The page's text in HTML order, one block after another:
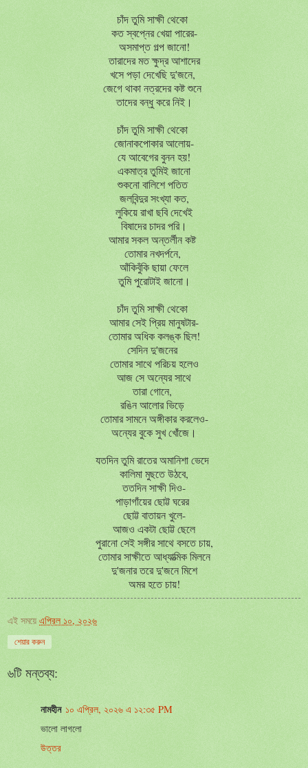
চাঁদ তুমি সাক্ষী থেকো
কত স্বপ্নের খেয়া পারের-
অসমাপ্ত গল্প জানো!
তারাদের মত ক্ষুদ্র আশাদের
খসে পড়া দেখেছি দু'জনে,
জেগে থাকা নত্রদের কষ্ট শুনে
তাদের বন্ধু করে নিই।
চাঁদ তুমি সাক্ষী থেকো
জোনাকপোকার আলোয়-
যে আবেগের বুনন হয়!
একমাত্র তুমিই জানো
শুকনো বালিশে পতিত
জলবিন্দুর সংখ্যা কত,
লুকিয়ে রাখা ছবি দেখেই
বিষাদের চাদর পরি।
আমার সকল অন্তর্লীন কষ্ট
তোমার নখদর্পনে,
আঁকিবুঁকি ছায়া ফেলে
তুমি পুরোটাই জানো।
চাঁদ তুমি সাক্ষী থেকো
আমার সেই প্রিয় মানুষটার-
তোমার অধিক কলঙ্ক ছিল!
সেদিন দু'জনের
তোমার সাথে পরিচয় হলেও
আজ সে অন্যের সাথে
তারা গোনে,
রঙিন আলোর ভিড়ে
তোমার সামনে অঙ্গীকার করলেও-
অন্যের বুকে সুখ খোঁজে।
যতদিন তুমি রাতের অমানিশা ভেদে
কালিমা মুছতে উঠবে,
ততদিন সাক্ষী দিও-
পাড়াগাঁয়ের ছোট্ট ঘরের
ছোট্ট বাতায়ন খুলে-
আজও একটা ছোট্ট ছেলে
পুরানো সেই সঙ্গীর সাথে বসতে চায়,
তোমার সাক্ষীতে আধ্যাত্মিক মিলনে
দু'জনার তরে দু'জনে মিশে
অমর হতে চায়!
এই সময়েএপ্রিল ১০, ২০২৬
শেয়ার করুন
৬টি মন্তব্য:
নামহীন ১০ এপ্রিল, ২০২৬ এ ১২:৩৫ PM
ভালো লাগলো
উত্তর